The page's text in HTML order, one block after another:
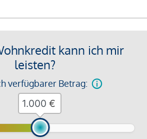
kann ich mir
leisten?
verfügbarer Betrag:
€